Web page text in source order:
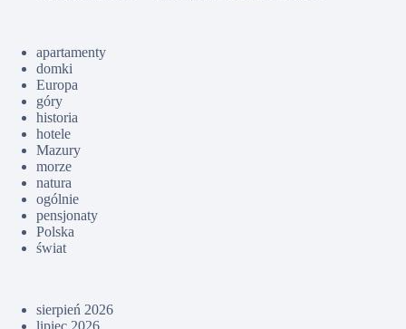
apartamenty
domki
Europa
góry
historia
hotele
Mazury
morze
natura
ogólnie
pensjonaty
Polska
świat
sierpień 2026
lipiec 2026